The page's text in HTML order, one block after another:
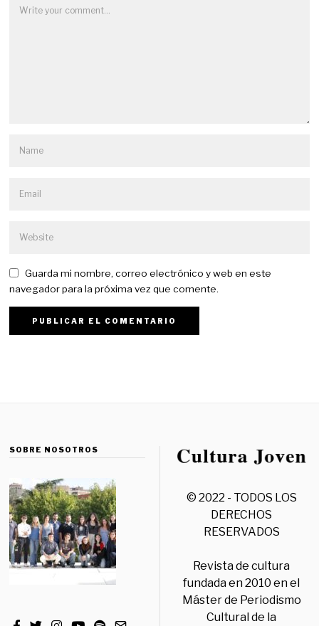
Guarda mi nombre, correo electrónico y web en este
navegador para la próxima vez que comente.
SOBRE NOSOTROS
© 2022 - TODOS LOS
DERECHOS
RESERVADOS
Revista de cultura
fundada en 2010 en el
Máster de Periodismo
Cultural de la